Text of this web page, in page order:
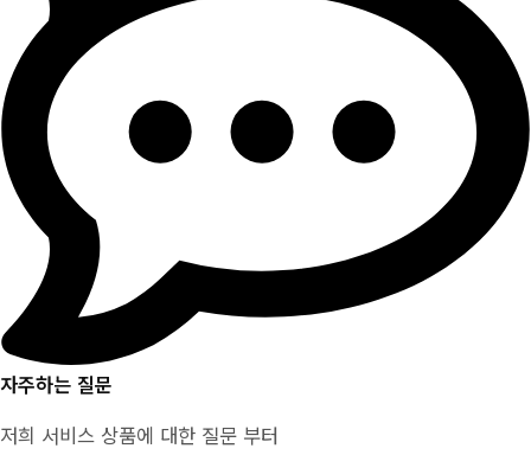
자주하는 질문
저희 서비스 상품에 대한 질문 부터